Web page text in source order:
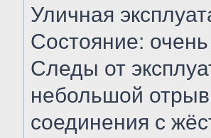
Уличная
Состояние:
Следы от
небольшой
соединения с